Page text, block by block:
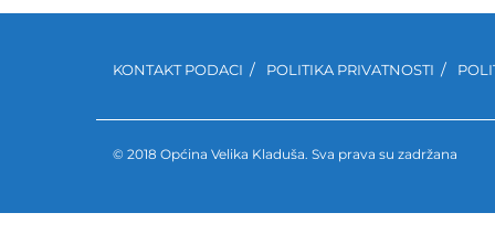
KONTAKT PODACI POLITIKA PRIVATNOSTI
© 2018 Općina Velika Kladuša. Sva prava su zadržana